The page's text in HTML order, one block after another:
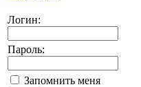
Логин:
Пароль:
Запомнить меня